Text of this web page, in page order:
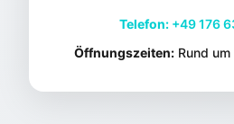
Telefon: +49 176
Öffnungszeiten: Rund